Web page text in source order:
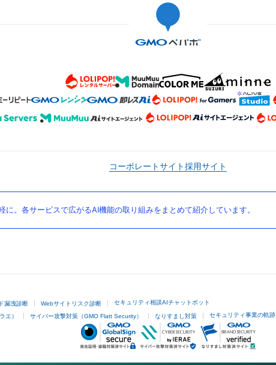
コーポレートサイト採用サイト
。各サービスで広がるAI機能の取り組みをまとめて紹介しています。
漏洩診断 Webサイトリスク診断 セキュリティ相談AIチャットボット
エ） サイバー攻撃対策（GMO Flatt Security） なりすまし対策 セキュリティ事業の軌跡